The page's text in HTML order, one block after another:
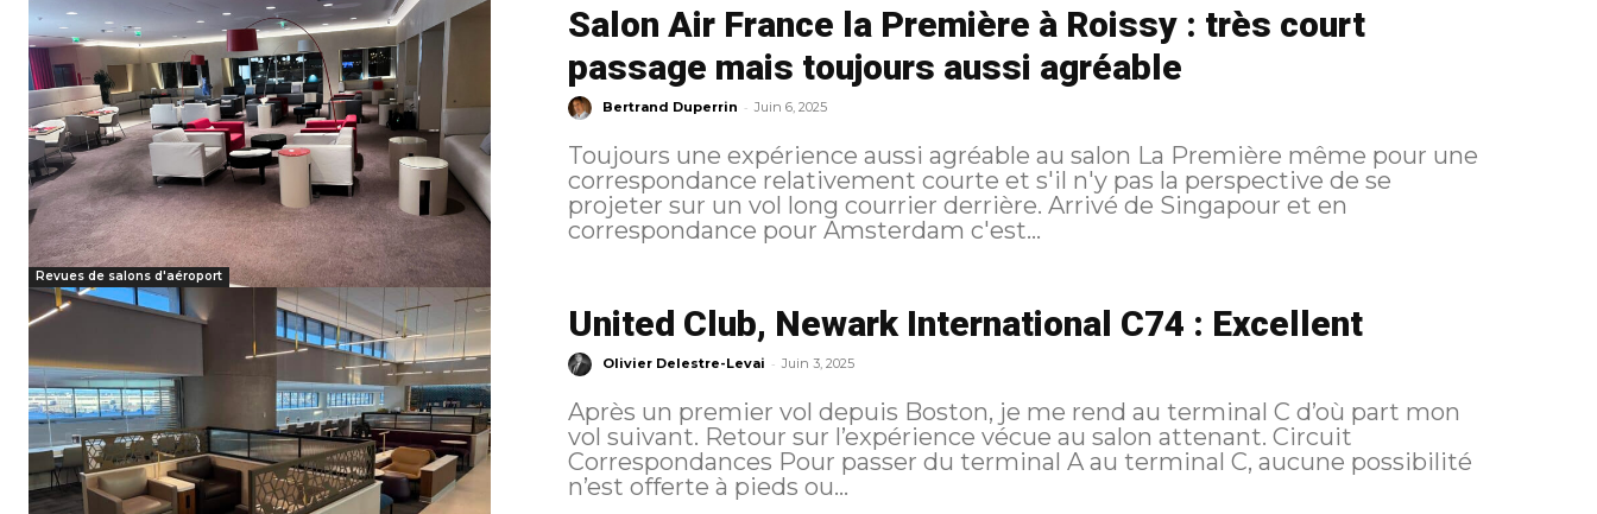
Revues de salons d'aéroport
Salon Air France la Première à Roissy : très court
passage mais toujours aussi agréable
Bertrand Duperrin - Juin 6, 2025
Toujours une expérience aussi agréable au salon La Première même pour une
correspondance relativement courte et s'il n'y pas la perspective de se
projeter sur un vol long courrier derrière. Arrivé de Singapour et en
correspondance pour Amsterdam c'est...
United Club, Newark International C74 : Excellent
Olivier Delestre-Levai - Juin 3, 2025
Après un premier vol depuis Boston, je me rend au terminal C d’où part mon
vol suivant. Retour sur l’expérience vécue au salon attenant. Circuit
Correspondances Pour passer du terminal A au terminal C, aucune possibilité
n’est offerte à pieds ou...